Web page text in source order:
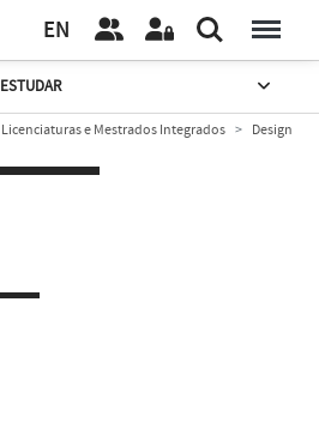
EN
ESTUDAR
Licenciaturas e Mestrados Integrados Design